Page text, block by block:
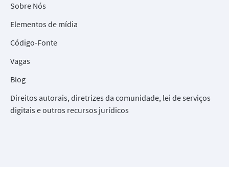
Sobre Nós
Elementos de mídia
Código-Fonte
Vagas
Blog
Direitos autorais, diretrizes da comunidade, lei de serviços
digitais e outros recursos jurídicos